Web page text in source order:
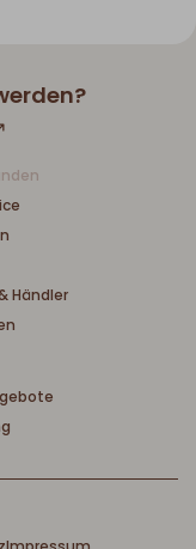
Händler